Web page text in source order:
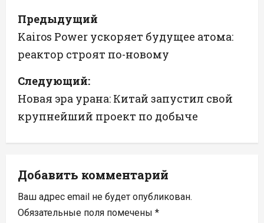
Н
а
в
и
г
а
и
я
Предыдущий
Kairos Power ускоряет будущее атома:
реактор строят по-новому
Следующий:
Новая эра урана: Китай запустил свой
крупнейший проект по добыче
Добавить комментарий
Ваш адрес email не будет опубликован.
Обязательные поля помечены *